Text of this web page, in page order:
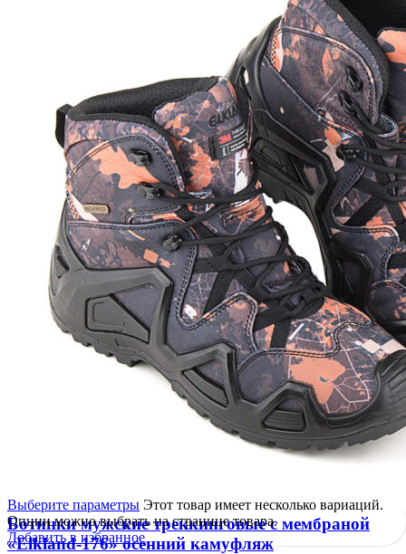
Выберите параметры Этот товар имеет несколько вариаций.
Опции можно выбрать на странице товара.
Добавить в избранное
Ботинки мужские треккинговые с мембраной
«Elkland-176» осенний камуфляж